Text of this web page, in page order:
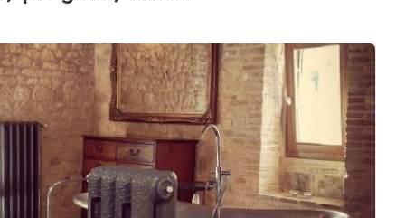
idee, progetti,